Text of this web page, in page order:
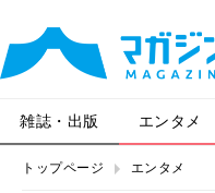
雑誌・出版 エンタメ
トップページ エンタメ